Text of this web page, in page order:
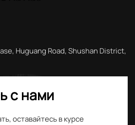
Huguang Road, Shushan District,
с нами
оставайтесь в курсе